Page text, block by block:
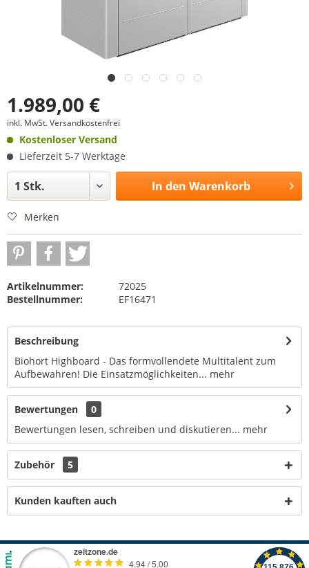
1.989,00 €
inkl. MwSt.Versandkostenfrei
Kostenloser Versand
Lieferzeit 5-7 Werktage
In den Warenkorb
Merken
Artikelnummer:
72025
Bestellnummer:
EF16471
Beschreibung
Biohort Highboard - Das formvollendete Multitalent zum
Aufbewahren! Die Einsatzmöglichkeiten... mehr
Bewertungen
0
Bewertungen lesen, schreiben und diskutieren... mehr
Zubehör 5
Kunden kauften auch